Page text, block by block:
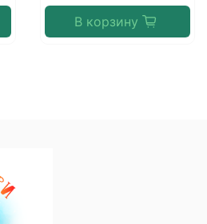
В корзину